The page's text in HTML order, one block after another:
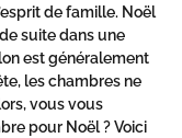
de famille. Noël
suite dans une
est généralement
les chambres ne
vous vous
pour Noël? Voici